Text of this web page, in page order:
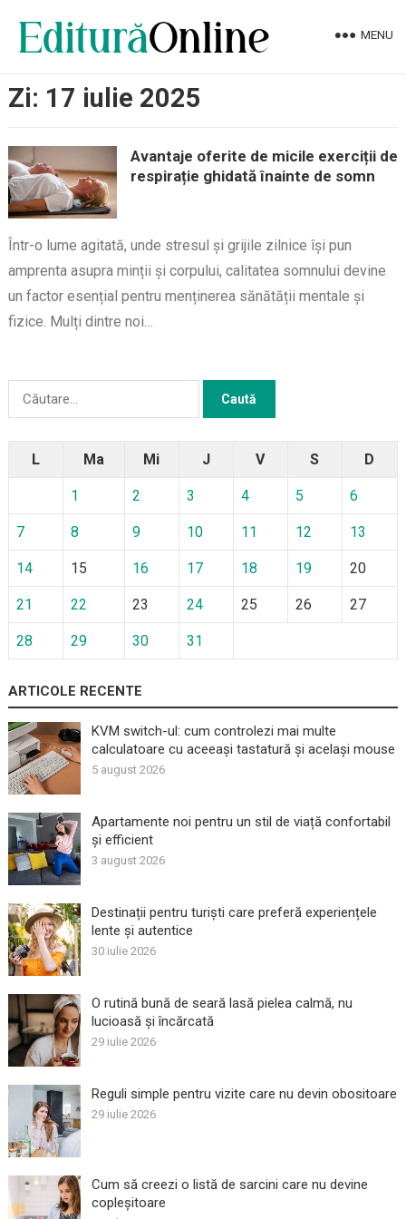
MENU
Zi: 17 iulie 2025
Avantaje oferite de micile exerciții de
respirație ghidată înainte de somn
Într-o lume agitată, unde stresul și grijile zilnice își pun
amprenta asupra minții și corpului, calitatea somnului devine
un factor esențial pentru menținerea sănătății mentale și
fizice. Mulți dintre noi…
Caută
L Ma Mi J V S D
1 2 3 4 5 6
7 8 9 10 11 12 13
14 15 16 17 18 19 20
21 22 23 24 25 26 27
28 29 30 31
ARTICOLE RECENTE
KVM switch-ul: cum controlezi mai multe
calculatoare cu aceeași tastatură și același mouse
5 august 2026
Apartamente noi pentru un stil de viață confortabil
și efficient
3 august 2026
Destinații pentru turiști care preferă experiențele
lente și autentice
30 iulie 2026
O rutină bună de seară lasă pielea calmă, nu
lucioasă și încărcată
29 iulie 2026
Reguli simple pentru vizite care nu devin obositoare
29 iulie 2026
Cum să creezi o listă de sarcini care nu devine
copleșitoare